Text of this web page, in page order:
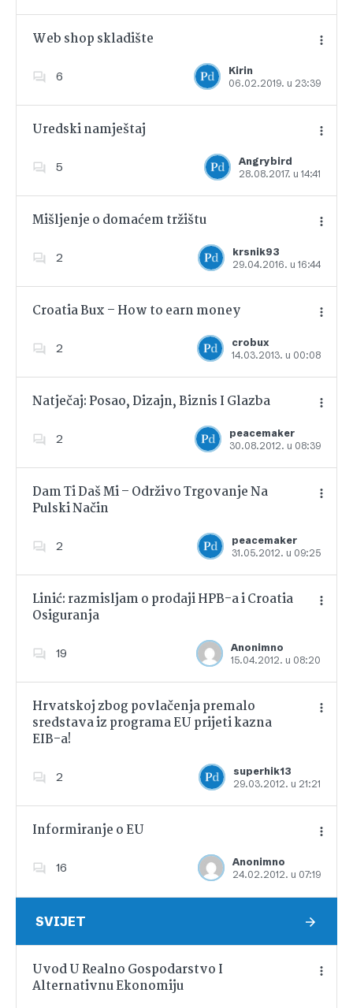
Web shop skladište
6
Kirin
06.02.2019. u 23:39
Dodajte u favorite
Uredski namještaj
5
Angrybird
28.08.2017. u 14:41
Dodajte u favorite
Mišljenje o domaćem tržištu
2
krsnik93
29.04.2016. u 16:44
Dodajte u favorite
Croatia Bux – How to earn money
2
crobux
14.03.2013. u 00:08
Dodajte u favorite
Natječaj: Posao, Dizajn, Biznis I Glazba
2
peacemaker
30.08.2012. u 08:39
Dodajte u favorite
Dam Ti Daš Mi – Održivo Trgovanje Na
Pulski Način
2
peacemaker
31.05.2012. u 09:25
Dodajte u favorite
Linić: razmisljam o prodaji HPB-a i Croatia
Osiguranja
19
Anonimno
15.04.2012. u 08:20
Dodajte u favorite
Hrvatskoj zbog povlačenja premalo
sredstava iz programa EU prijeti kazna
EIB-a!
2
superhik13
29.03.2012. u 21:21
Informiranje o EU
16
Anonimno
24.02.2012. u 07:19
Dodajte u favorite
SVIJET
Uvod U Realno Gospodarstvo I
Alternativnu Ekonomiju